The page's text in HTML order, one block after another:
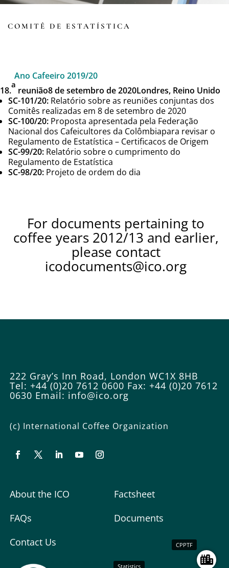
COMITÊ DE ESTATÍSTICA
Ano Cafeeiro 2019/20
18.
a
reunião8 de setembro de 2020Londres, Reino Unido
SC-101/20: Relatório sobre as reuniões conjuntas dos
Comitês realizadas em 8 de setembro de 2020
SC-100/20: Proposta apresentada pela Federação
Nacional dos Cafeicultores da Colômbiapara revisar o
Regulamento de Estatística – Certificacos de Origem
SC-99/20: Relatório sobre o cumprimento do
Regulamento de Estatística
SC-98/20: Projeto de ordem do dia
For documents pertaining to
coffee years 2012/13 and earlier,
please contact
icodocuments@ico.org
222 Gray’s Inn Road, London WC1X 8HB
Tel: +44 (0)20 7612 0600 Fax: +44 (0)20 7612
0630 Email: info@ico.org
(c) International Coffee Organization
About the ICO
Factsheet
FAQs
Documents
Contact Us
Statistics
CPPTF